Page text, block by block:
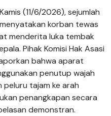
(11/6/2026), sejumlah
korban tewas
menderita luka tembak
Pihak Komisi Hak Asasi
bahwa aparat
penutup wajah
peluru tajam ke arah
penangkapan secara
demonstran.